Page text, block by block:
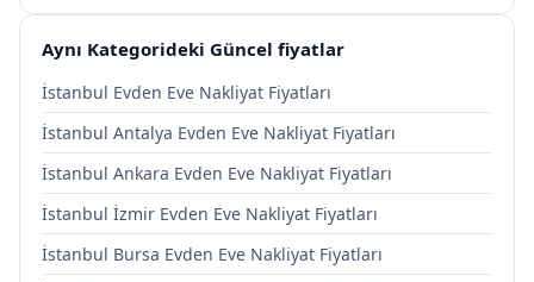
Aynı Kategorideki Güncel fiyatlar
İstanbul Evden Eve Nakliyat Fiyatları
İstanbul Antalya Evden Eve Nakliyat Fiyatları
İstanbul Ankara Evden Eve Nakliyat Fiyatları
İstanbul İzmir Evden Eve Nakliyat Fiyatları
İstanbul Bursa Evden Eve Nakliyat Fiyatları